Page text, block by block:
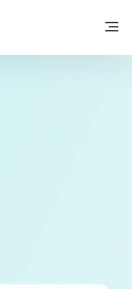
- GROUP WEBSITE